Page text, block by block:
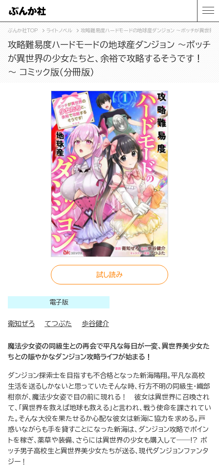
ぶんか社TOP ライトノベル 攻略難易度ハードモードの地球産ダンジョン ～ボッチが異世界
攻略難易度ハードモードの地球産ダンジョン ～ボッチ
が異世界の少女たちと、余裕で攻略するそうです！
～ コミック版（分冊版）
試し読み
電子版
衛知ぜろ てつぶた 歩谷健介
魔法少女姿の同級生との再会で平凡な毎日が一変、異世界美少女た
ちとの賑やかなダンジョン攻略ライフが始まる！
ダンジョン探索士を目指すも不合格となった新海陽翔。平凡な高校
生活を送るしかないと思っていたそんな時、行方不明の同級生・織部
柑奈が、魔法少女姿で目の前に現れる！ 彼女は異世界に召喚され
て、「異世界を救えば地球も救える」と言われ、戦う使命を課されてい
た。そんな大役を果たせるか心配な彼女は新海に協力を求める。戸
惑いながらも手を貸すことになった新海は、ダンジョン攻略でポイン
トを稼ぎ、薬草や装備、さらには異世界の少女も購入して――!? ボ
ッチ男子高校生と異世界美少女たちが送る、現代ダンジョンファンタ
ジー！